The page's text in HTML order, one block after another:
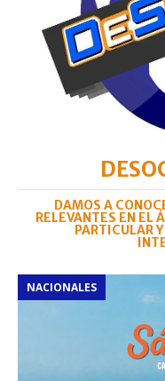
DAMOS A
RELEVANTES EN EL
PARTICULAR
NACIONALES